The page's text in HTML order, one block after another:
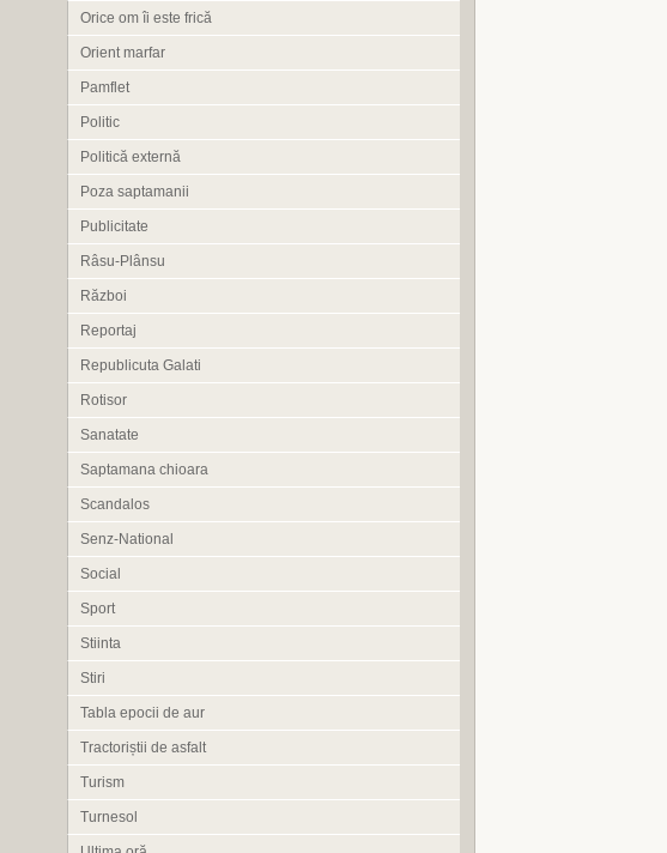
Orice om îi este frică
Orient marfar
Pamflet
Politic
Politică externă
Poza saptamanii
Publicitate
Râsu-Plânsu
Război
Reportaj
Republicuta Galati
Rotisor
Sanatate
Saptamana chioara
Scandalos
Senz-National
Social
Sport
Stiinta
Stiri
Tabla epocii de aur
Tractoriștii de asfalt
Turism
Turnesol